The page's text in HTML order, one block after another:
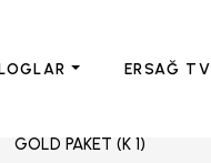
ERSAĞ TV
GOLD PAKET (K 1)